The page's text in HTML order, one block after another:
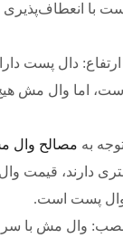
با انعطاف‌پذیری
دال پست
اما وال مش
به مصالح وال
وال پست است.
وال مش با